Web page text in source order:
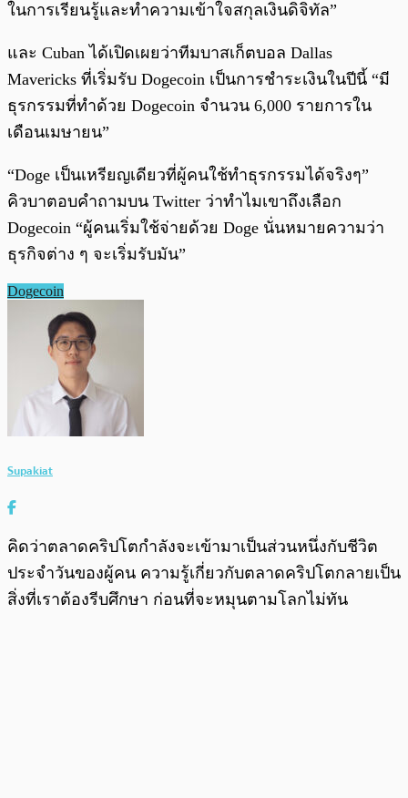
ในการเรียนรู้และทำความเข้าใจสกุลเงินดิจิทัล”
และ Cuban ได้เปิดเผยว่าทีมบาสเก็ตบอล Dallas
Mavericks ที่เริ่มรับ Dogecoin เป็นการชำระเงินในปีนี้ “มี
ธุรกรรมที่ทำด้วย Dogecoin จำนวน 6,000 รายการใน
เดือนเมษายน”
“Doge เป็นเหรียญเดียวที่ผู้คนใช้ทำธุรกรรมได้จริงๆ”
คิวบาตอบคำถามบน Twitter ว่าทำไมเขาถึงเลือก
Dogecoin “ผู้คนเริ่มใช้จ่ายด้วย Doge นั่นหมายความว่า
ธุรกิจต่าง ๆ จะเริ่มรับมัน”
Dogecoin
Supakiat
คิดว่าตลาดคริปโตกำลังจะเข้ามาเป็นส่วนหนึ่งกับชีวิต
ประจำวันของผู้คน ความรู้เกี่ยวกับตลาดคริปโตกลายเป็น
สิ่งที่เราต้องรีบศึกษา ก่อนที่จะหมุนตามโลกไม่ทัน